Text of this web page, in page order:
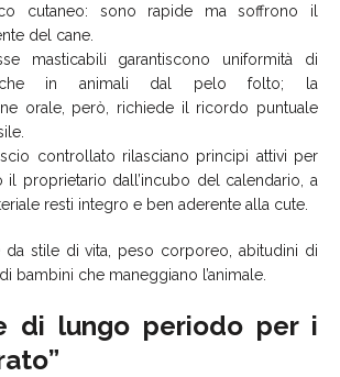
cutaneo: sono rapide ma soffrono il
del cane.
masticabili garantiscono uniformità di
in animali dal pelo folto; la
orale, però, richiede il ricordo puntuale
controllato rilasciano principi attivi per
il proprietario dall’incubo del calendario, a
resti integro e ben aderente alla cute.
da stile di vita, peso corporeo, abitudini di
bambini che maneggiano l’animale.
di lungo periodo per i